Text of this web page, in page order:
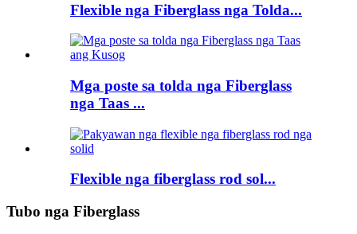
Flexible nga Fiberglass nga Tolda...
Mga poste sa tolda nga Fiberglass
nga Taas ...
Flexible nga fiberglass rod sol...
Tubo nga Fiberglass